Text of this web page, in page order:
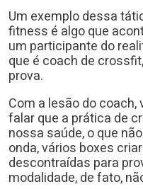
Um exemplo dessa
fitness é algo que
um participante do
que é coach de
prova.
Com a lesão do
falar que a prática de
nossa saúde, o que
onda, vários boxes
descontraídas para
modalidade, de fato,